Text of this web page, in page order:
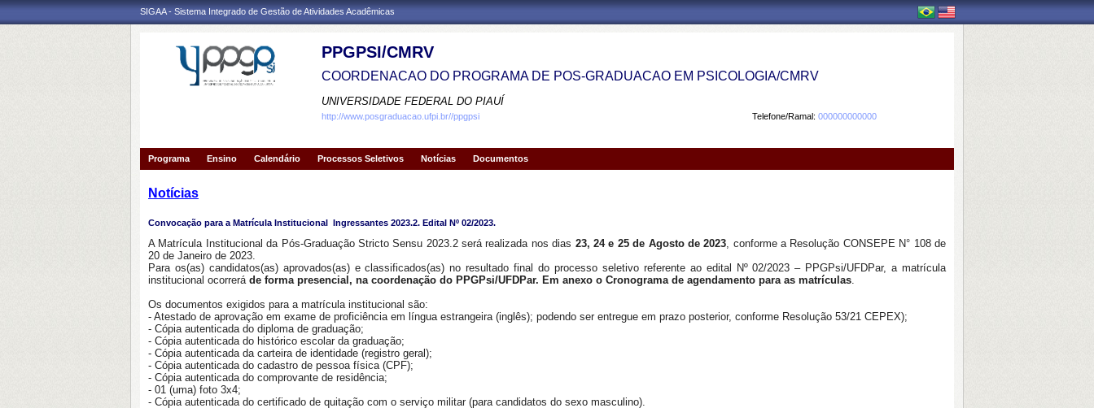
SIGAA - Sistema Integrado de Gestão de Atividades Acadêmicas
PPGPSI/CMRV
COORDENACAO DO PROGRAMA DE POS-GRADUACAO EM PSICOLOGIA/CMRV
UNIVERSIDADE FEDERAL DO PIAUÍ
Telefone/Ramal: 000000000000
http://www.posgraduacao.ufpi.br//ppgpsi
Programa Ensino Calendário Processos Seletivos Notícias Documentos
Notícias
Convocação para a Matrícula Institucional  Ingressantes 2023.2. Edital Nº 02/2023.
A Matrícula Institucional da Pós-Graduação Stricto Sensu 2023.2 será realizada nos dias 23, 24 e 25 de Agosto de 2023, conforme a Resolução CONSEPE N° 108 de
20 de Janeiro de 2023.
Para os(as) candidatos(as) aprovados(as) e classificados(as) no resultado final do processo seletivo referente ao edital Nº 02/2023 – PPGPsi/UFDPar, a matrícula
institucional ocorrerá de forma presencial, na coordenação do PPGPsi/UFDPar. Em anexo o Cronograma de agendamento para as matrículas.
Os documentos exigidos para a matrícula institucional são:
- Atestado de aprovação em exame de proficiência em língua estrangeira (inglês); podendo ser entregue em prazo posterior, conforme Resolução 53/21 CEPEX);
- Cópia autenticada do diploma de graduação;
- Cópia autenticada do histórico escolar da graduação;
- Cópia autenticada da carteira de identidade (registro geral);
- Cópia autenticada do cadastro de pessoa física (CPF);
- Cópia autenticada do comprovante de residência;
- 01 (uma) foto 3x4;
- Cópia autenticada do certificado de quitação com o serviço militar (para candidatos do sexo masculino).